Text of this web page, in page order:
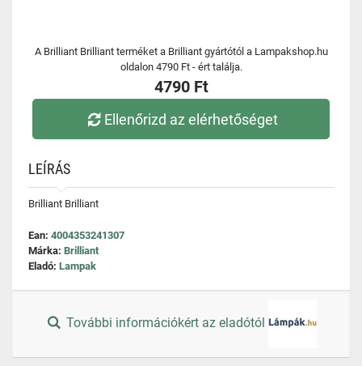
A Brilliant Brilliant terméket a Brilliant gyártótól a Lampakshop.hu
oldalon 4790 Ft - ért találja.
4790 Ft
Ellenőrizd az elérhetőséget
LEÍRÁS
Brilliant Brilliant
Ean: 4004353241307
Márka: Brilliant
Eladó: Lampak
További információkért az eladótól